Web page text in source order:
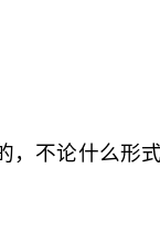
，不论什么形